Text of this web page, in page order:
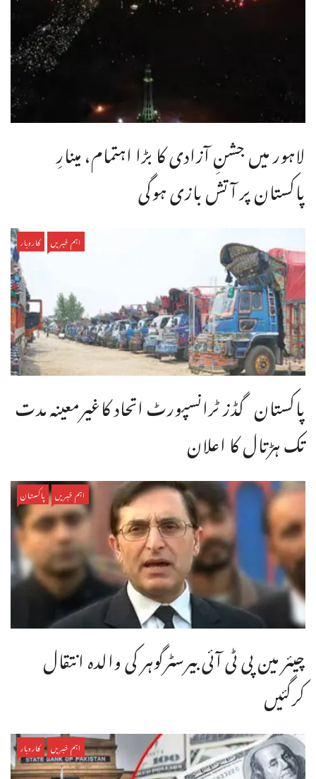
لاہور میں جشنِ آزادی کا بڑا اہتمام، مینارِ
پاکستان پر آتش بازی ہوگی
اہم خبریں کاروبار
پاکستان گڈز ٹرانسپورٹ اتحاد کاغیرمعینہ مدت
تک ہڑتال کا اعلان
اہم خبریں پاکستان
چیئر مین پی ٹی آئی بیرسٹرگوہر کی والدہ انتقال
کرگئیں
اہم خبریں کاروبار